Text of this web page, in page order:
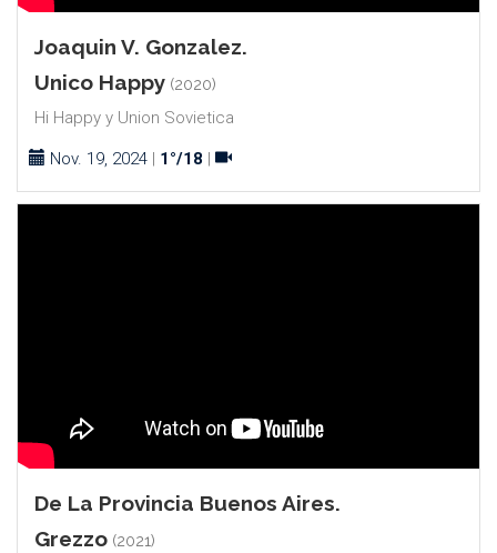
Joaquin V. Gonzalez.
Unico Happy (2020)
Hi Happy y Union Sovietica
Nov. 19, 2024 | 1°/18 |
De La Provincia Buenos Aires.
Grezzo (2021)